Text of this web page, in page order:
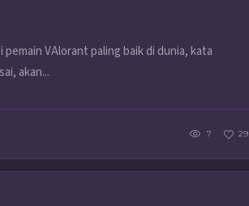
VAlorant paling baik di dunia, kata
akan...
7 29